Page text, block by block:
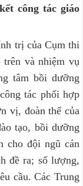
công tác giáo
trị của Cụm thi
trên và nhiệm vụ
tâm bồi dưỡng
tác phối hợp
vị, đoàn thể của
tạo, bồi dưỡng
cho đội ngũ cán
đề ra; số lượng,
cầu. Các Trung